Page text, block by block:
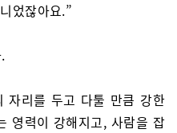
었잖아요.”
자리를 두고 다툴 만큼 강한
영력이 강해지고, 사람을 잡